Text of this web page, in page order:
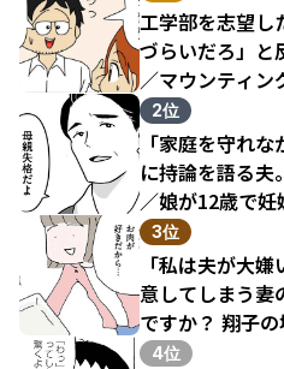
工学部を志望し
づらいだろ」と
／マウンティン
結果（1）
2位
「家庭を守れ
に持論を語る夫
／娘が12歳で妊
3位
「私は夫が大
意してしまう妻
ですか？ 翔子の
4位